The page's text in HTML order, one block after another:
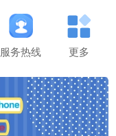
服务热线 更多